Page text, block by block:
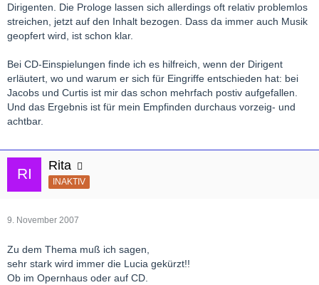
Dirigenten. Die Prologe lassen sich allerdings oft relativ problemlos
streichen, jetzt auf den Inhalt bezogen. Dass da immer auch Musik
geopfert wird, ist schon klar.
Bei CD-Einspielungen finde ich es hilfreich, wenn der Dirigent
erläutert, wo und warum er sich für Eingriffe entschieden hat: bei
Jacobs und Curtis ist mir das schon mehrfach postiv aufgefallen.
Und das Ergebnis ist für mein Empfinden durchaus vorzeig- und
achtbar.
Rita
INAKTIV
9. November 2007
Zu dem Thema muß ich sagen,
sehr stark wird immer die Lucia gekürzt!!
Ob im Opernhaus oder auf CD.